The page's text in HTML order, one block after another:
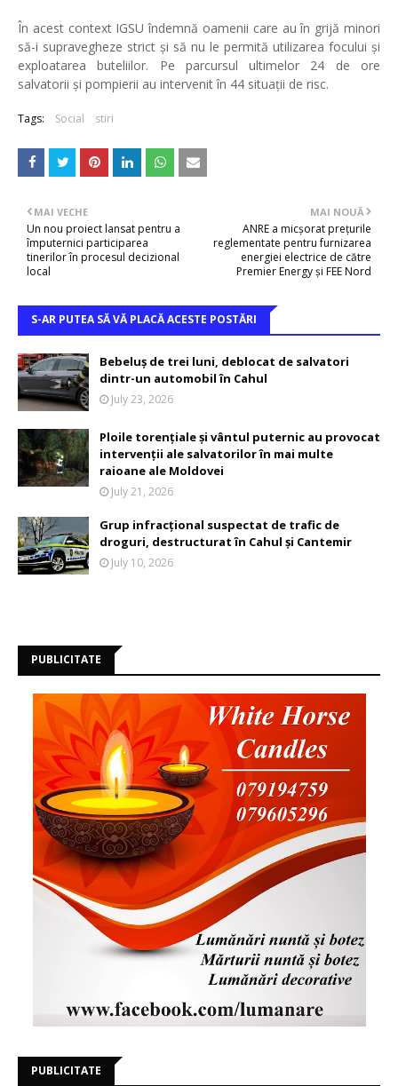
În acest context IGSU îndemnă oamenii care au în grijă minori
să-i supravegheze strict și să nu le permită utilizarea focului și
exploatarea buteliilor. Pe parcursul ultimelor 24 de ore
salvatorii și pompierii au intervenit în 44 situații de risc.
Tags: Social stiri
MAI NOUĂ
ANRE a micșorat prețurile
reglementate pentru furnizarea
energiei electrice de către
Premier Energy și FEE Nord
MAI VECHE
Un nou proiect lansat pentru a
împuternici participarea
tinerilor în procesul decizional
local
S-AR PUTEA SĂ VĂ PLACĂ ACESTE POSTĂRI
Bebeluș de trei luni, deblocat de salvatori
dintr-un automobil în Cahul
July 23, 2026
Ploile torențiale și vântul puternic au provocat
intervenții ale salvatorilor în mai multe
raioane ale Moldovei
July 21, 2026
Grup infracțional suspectat de trafic de
droguri, destructurat în Cahul și Cantemir
July 10, 2026
PUBLICITATE
PUBLICITATE